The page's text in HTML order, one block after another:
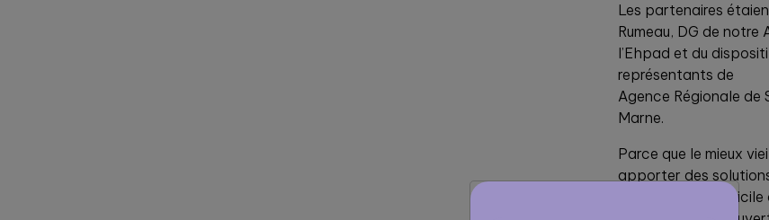
Les partenaires
Rumeau, DG de
l’Ehpad et du
représentants de
Agence Régionale
Marne.
Parce que le mieux
apporter des
que ce soit à